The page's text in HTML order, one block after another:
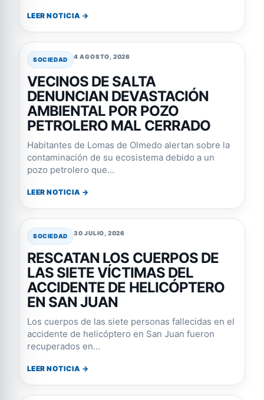
LEER NOTICIA →
SOCIEDAD 4 AGOSTO, 2026
VECINOS DE SALTA
DENUNCIAN DEVASTACIÓN
AMBIENTAL POR POZO
PETROLERO MAL CERRADO
Habitantes de Lomas de Olmedo alertan sobre la
contaminación de su ecosistema debido a un
pozo petrolero que...
LEER NOTICIA →
SOCIEDAD 30 JULIO, 2026
RESCATAN LOS CUERPOS DE
LAS SIETE VÍCTIMAS DEL
ACCIDENTE DE HELICÓPTERO
EN SAN JUAN
Los cuerpos de las siete personas fallecidas en el
accidente de helicóptero en San Juan fueron
recuperados en...
LEER NOTICIA →